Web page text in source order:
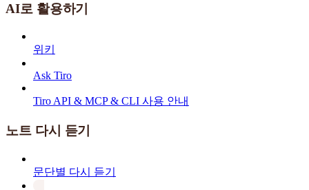
AI로 활용하기
위키
Ask Tiro
Tiro API & MCP & CLI 사용 안내
노트 다시 듣기
문단별 다시 듣기